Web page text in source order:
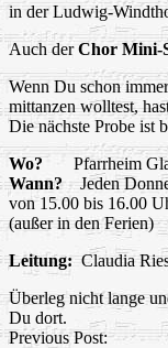
in der Ludwig-
Auch derChor Mini-
Wenn Du schon
mittanzen wolltest,
Die nächste Probe ist
Wo?Pfarrheim
Wann?Jeden
von 15.00 bis 16.00
(außer in den Ferien)
Leitung:Claudia
Überleg nicht lange
Du dort.
Post
Previous Post: